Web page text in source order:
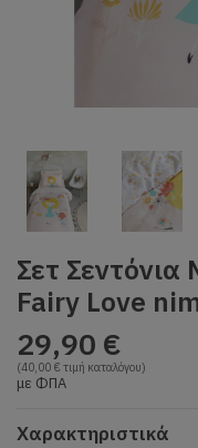
Σετ
Fairy Love
29,90 €
(40,00 € τιμή καταλόγου)
με ΦΠΑ
Χαρακτηριστικά